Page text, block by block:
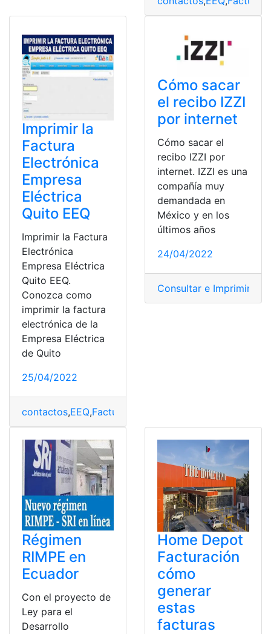
Imprimir la
Factura
Electrónica
Empresa
Eléctrica
Quito EEQ
Imprimir la Factura
Electrónica
Empresa Eléctrica
Quito EEQ.
Conozca como
imprimir la factura
electrónica de la
Empresa Eléctrica
de Quito
25/04/2022
contactos,EEQ,Facturas
Cómo sacar
el recibo IZZI
por internet
Cómo sacar el
recibo IZZI por
internet. IZZI es una
compañía muy
demandada en
México y en los
últimos años
24/04/2022
Consultar e Imprimir
Régimen
RIMPE en
Ecuador
Con el proyecto de
Ley para el
Desarrollo
Home Depot
Facturación
cómo
generar
estas
facturas